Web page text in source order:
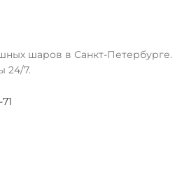
шаров в Санкт-Петербурге.
24/7.